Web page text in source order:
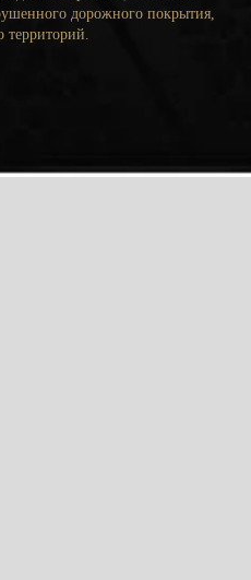
дорожного покрытия,
территорий.